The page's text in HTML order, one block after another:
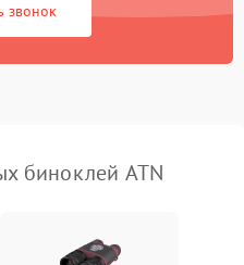
₽ Подробнее →
звонок
биноклей ATN